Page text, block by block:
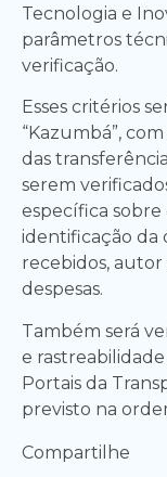
Tecnologia e
parâmetros
verificação.
Esses critérios
“Kazumbá”,
das
serem
específica
identificação da
recebidos,
despesas.
Também será
e
Portais da
previsto na
Compartilhe